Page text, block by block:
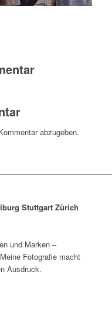
abzugeben.
Stuttgart Zürich
und Marken –
Fotografie macht
Ausdruck.